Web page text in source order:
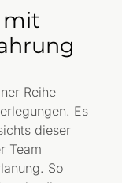
mit
Reihe
Es
dieser
Team
So